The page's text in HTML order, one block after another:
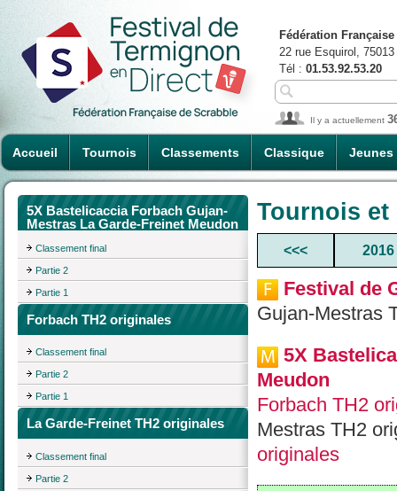
Accueil Tournois Classements Classique Jeunes
Fédération
22 rue Esquirol,
Tél : 01.53.92.53.20
Il y a actuellement
5X Bastelicaccia Forbach Gujan-
Mestras La Garde-Freinet Meudon
Classement final
Partie 2
Partie 1
Forbach TH2 originales
Classement final
Partie 2
Partie 1
La Garde-Freinet TH2 originales
Classement final
Partie 2
Tournois
<<< 2016
Festival de
Gujan-Mestras
5X
Meudon
Forbach TH2
Mestras TH2
originales